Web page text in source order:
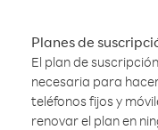
Planes de
El plan de
necesaria para
teléfonos fijos y
renovar el plan en